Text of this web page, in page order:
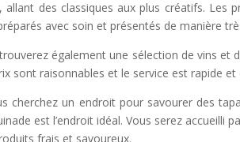
allant des classiques aux plus créatifs. Les
avec soin et présentés de manière
également une sélection de vins et
sont raisonnables et le service est rapide et
cherchez un endroit pour savourer des
est l’endroit idéal. Vous serez
frais et savoureux.